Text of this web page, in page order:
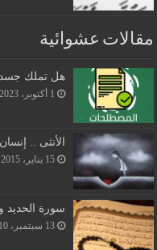
مقالات عشوائية
هل تملك
1 أكتوبر، 2023
الأنثى ..
15 يناير، 2015
سورة الحديد
13 سبتمبر، 2010